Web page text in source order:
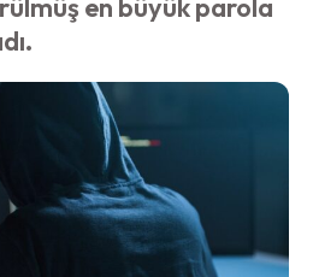
en büyük parola